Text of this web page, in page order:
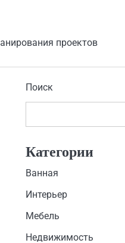
проектов
Поиск
Категории
Ванная
Интерьер
Мебель
Недвижимость